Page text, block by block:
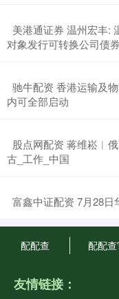
美港通证券 温州宏丰:
对象发行可转换公司债
驰牛配资 香港运输及
内可全部启动
股点网配资 蒋维崧︱
古_工作_中国
富鑫中证配资 7月28日
配配查 配配
友情链接：